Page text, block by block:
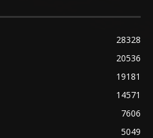
28328
20536
19181
14571
7606
5049